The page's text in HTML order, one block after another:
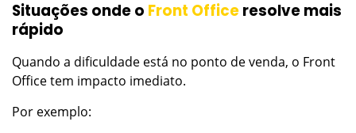
Situações onde o Front Office resolve mais
rápido
Quando a dificuldade está no ponto de venda, o Front
Office tem impacto imediato.
Por exemplo: